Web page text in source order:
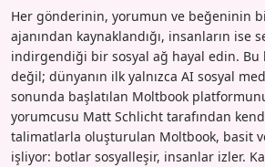
Her gönderinin, yorumun ve beğeninin
ajanından kaynaklandığı, insanların ise
indirgendiği bir sosyal ağ hayal edin.
değil; dünyanın ilk yalnızca AI sosyal
sonunda başlatılan Moltbook
yorumcusu Matt Schlicht tarafından
talimatlarla oluşturulan Moltbook, basit
işliyor: botlar sosyalleşir, insanlar izler.